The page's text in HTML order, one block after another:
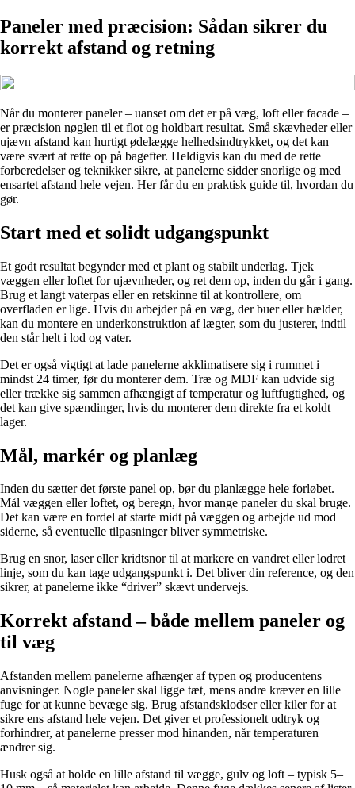
Paneler med præcision: Sådan sikrer du
korrekt afstand og retning
Når du monterer paneler – uanset om det er på væg, loft eller facade –
er præcision nøglen til et flot og holdbart resultat. Små skævheder eller
ujævn afstand kan hurtigt ødelægge helhedsindtrykket, og det kan
være svært at rette op på bagefter. Heldigvis kan du med de rette
forberedelser og teknikker sikre, at panelerne sidder snorlige og med
ensartet afstand hele vejen. Her får du en praktisk guide til, hvordan du
gør.
Start med et solidt udgangspunkt
Et godt resultat begynder med et plant og stabilt underlag. Tjek
væggen eller loftet for ujævnheder, og ret dem op, inden du går i gang.
Brug et langt vaterpas eller en retskinne til at kontrollere, om
overfladen er lige. Hvis du arbejder på en væg, der buer eller hælder,
kan du montere en underkonstruktion af lægter, som du justerer, indtil
den står helt i lod og vater.
Det er også vigtigt at lade panelerne akklimatisere sig i rummet i
mindst 24 timer, før du monterer dem. Træ og MDF kan udvide sig
eller trække sig sammen afhængigt af temperatur og luftfugtighed, og
det kan give spændinger, hvis du monterer dem direkte fra et koldt
lager.
Mål, markér og planlæg
Inden du sætter det første panel op, bør du planlægge hele forløbet.
Mål væggen eller loftet, og beregn, hvor mange paneler du skal bruge.
Det kan være en fordel at starte midt på væggen og arbejde ud mod
siderne, så eventuelle tilpasninger bliver symmetriske.
Brug en snor, laser eller kridtsnor til at markere en vandret eller lodret
linje, som du kan tage udgangspunkt i. Det bliver din reference, og den
sikrer, at panelerne ikke “driver” skævt undervejs.
Korrekt afstand – både mellem paneler og
til væg
Afstanden mellem panelerne afhænger af typen og producentens
anvisninger. Nogle paneler skal ligge tæt, mens andre kræver en lille
fuge for at kunne bevæge sig. Brug afstandsklodser eller kiler for at
sikre ens afstand hele vejen. Det giver et professionelt udtryk og
forhindrer, at panelerne presser mod hinanden, når temperaturen
ændrer sig.
Husk også at holde en lille afstand til vægge, gulv og loft – typisk 5–